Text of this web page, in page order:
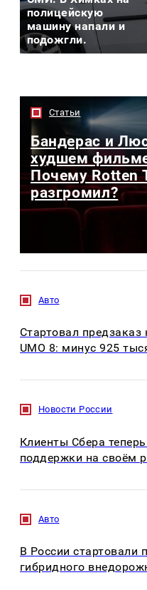
полицейскую
машину напали и
подожгли.
Статьи
Бандерас и
худшем
Почему Rotten
разгромил?
Авто
Стартовал предзаказ
UMO 8: минус 925
Новости России
Клиенты Сбера
поддержки на своём
Авто
В России стартовали
гибридного